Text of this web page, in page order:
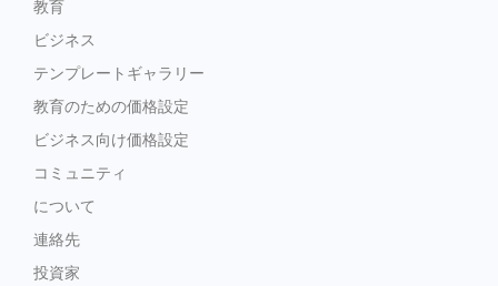
教育
ビジネス
テンプレートギャラリー
教育のための価格設定
ビジネス向け価格設定
コミュニティ
について
連絡先
投資家